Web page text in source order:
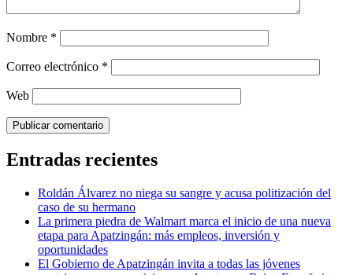
Nombre *
Correo electrónico *
Web
Entradas recientes
Roldán Álvarez no niega su sangre y acusa politización del
caso de su hermano
La primera piedra de Walmart marca el inicio de una nueva
etapa para Apatzingán: más empleos, inversión y
oportunidades
El Gobierno de Apatzingán invita a todas las jóvenes